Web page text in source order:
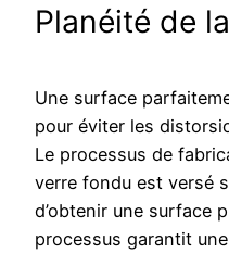
Planéité de
Une surface
pour éviter les
Le processus de
verre fondu est versé
d’obtenir une surface
processus garantit